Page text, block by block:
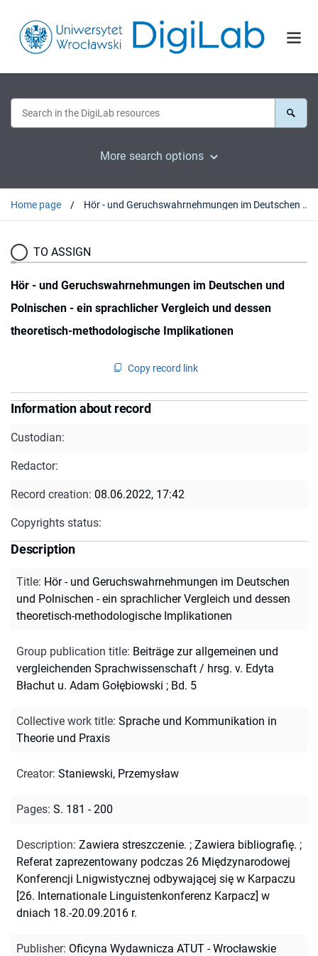
More search options
Home page Hör - und Geruchswahrnehmungen im Deutschen und Polnischen - ein sprachlicher Vergleich und dessen theoretisch-methodologische Implikationen
TO ASSIGN
Hör - und Geruchswahrnehmungen im Deutschen und
Polnischen - ein sprachlicher Vergleich und dessen
theoretisch-methodologische Implikationen
Copy record link
Information about record
Custodian:
Redactor:
Record creation: 08.06.2022, 17:42
Copyrights status:
Description
Title: Hör - und Geruchswahrnehmungen im Deutschen
und Polnischen - ein sprachlicher Vergleich und dessen
theoretisch-methodologische Implikationen
Group publication title: Beiträge zur allgemeinen und
vergleichenden Sprachwissenschaft / hrsg. v. Edyta
Błachut u. Adam Gołębiowski ; Bd. 5
Collective work title: Sprache und Kommunikation in
Theorie und Praxis
Creator: Staniewski, Przemysław
Pages: S. 181 - 200
Description: Zawiera streszczenie. ; Zawiera bibliografię. ;
Referat zaprezentowany podczas 26 Międzynarodowej
Konferencji Lnigwistycznej odbywającej się w Karpaczu
[26. Internationale Linguistenkonferenz Karpacz] w
dniach 18.-20.09.2016 r.
Publisher: Oficyna Wydawnicza ATUT - Wrocławskie